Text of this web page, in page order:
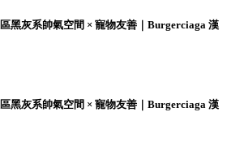
黑灰系帥氣空間 × 寵物友善｜Burgerciaga 漢
黑灰系帥氣空間 × 寵物友善｜Burgerciaga 漢